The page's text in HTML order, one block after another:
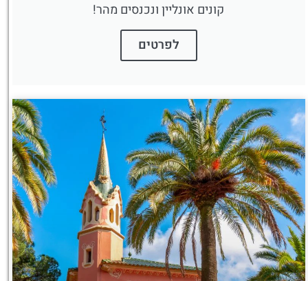
קונים אונליין ונכנסים מהר!
לפרטים